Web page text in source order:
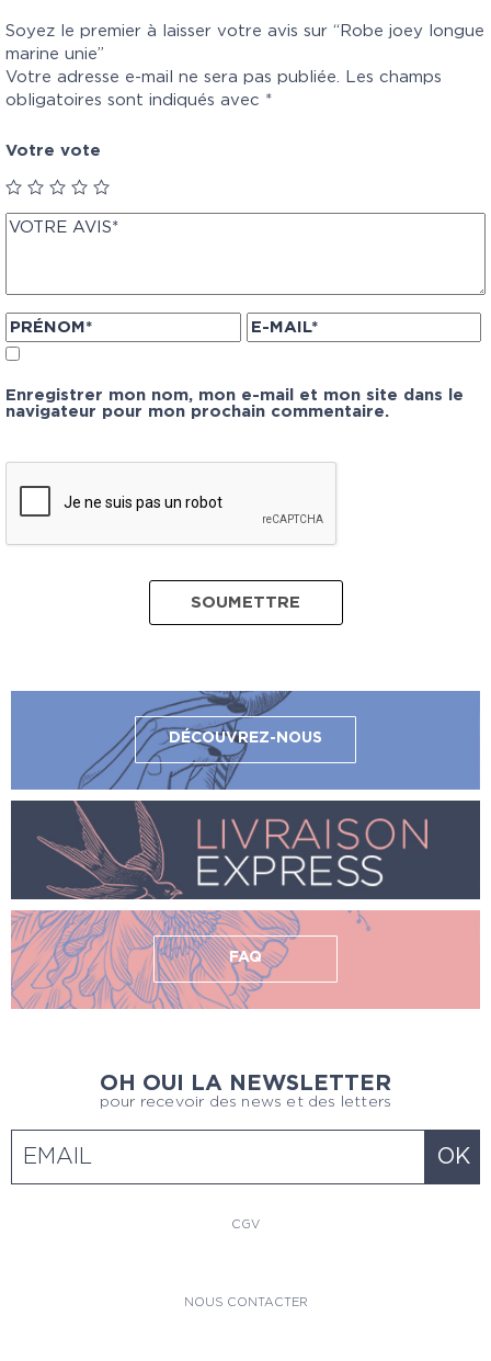
Soyez le premier à laisser votre avis sur “Robe joey longue
marine unie”
Votre adresse e-mail ne sera pas publiée.
Les champs
obligatoires sont indiqués avec *
Votre vote
Enregistrer mon nom, mon e-mail et mon site dans le
navigateur pour mon prochain commentaire.
DÉCOUVREZ-NOUS
FAQ
OH OUI LA NEWSLETTER
pour recevoir des news et des letters
CGV
NOUS CONTACTER